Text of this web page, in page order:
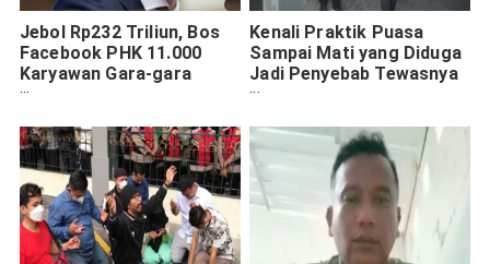
Jebol Rp232 Triliun, Bos
Facebook PHK 11.000
Karyawan Gara-gara
Metaverse
Kenali Praktik Puasa
Sampai Mati yang Diduga
Jadi Penyebab Tewasnya
Keluarga Kalideres